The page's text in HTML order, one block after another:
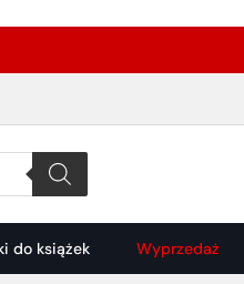
do książek Wyprzedaż